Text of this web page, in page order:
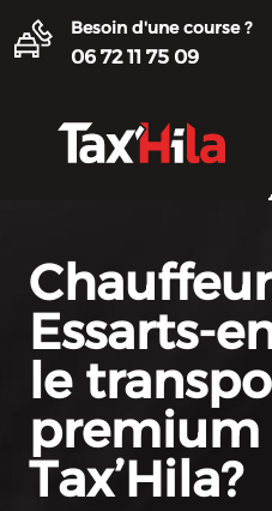
Besoin d'une course ?
06 72 11 75 09
Essarts-
le
premium
Tax’Hila?